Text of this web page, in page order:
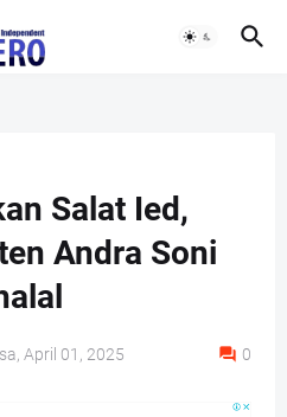
Salat Ied,
Andra Soni
April 01, 2025 0